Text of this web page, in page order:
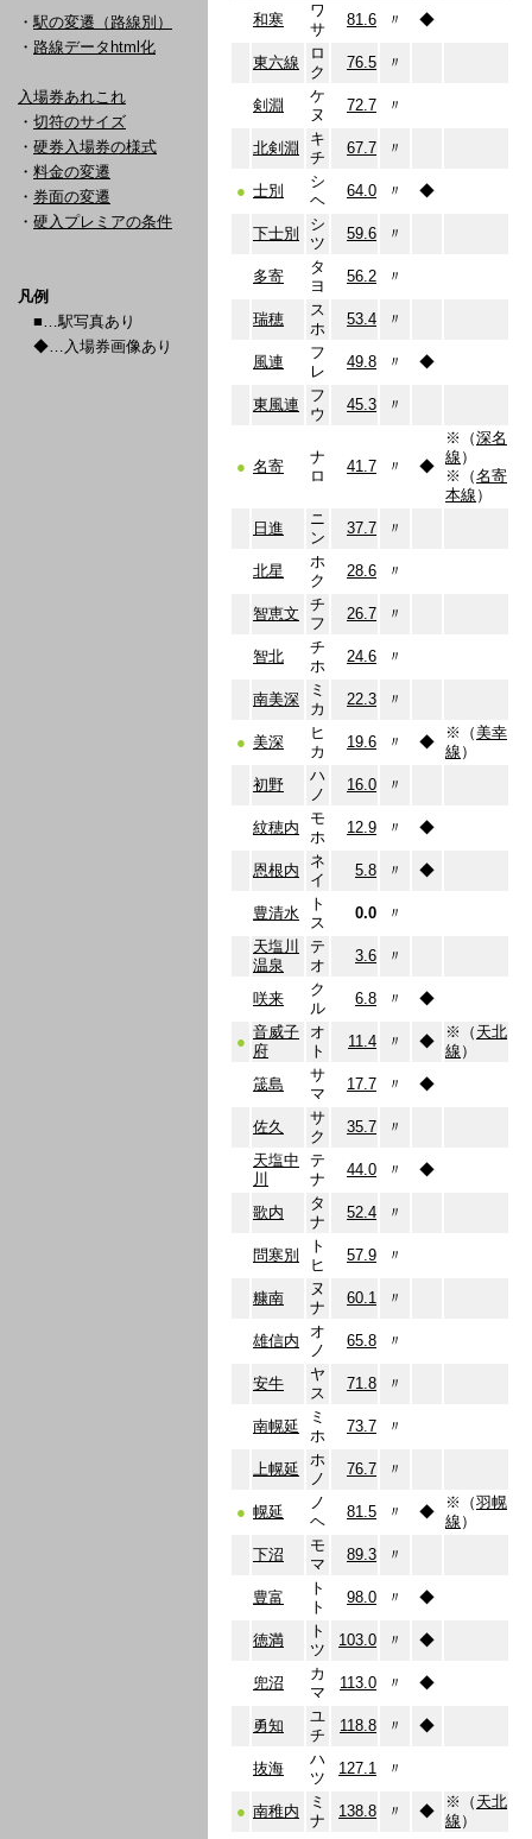
・ 駅の変遷（路線別）
・ 路線データhtml化
入場券あれこれ
・ 切符のサイズ
・ 硬券入場券の様式
・ 料金の変遷
・ 券面の変遷
・ 硬入プレミアの条件
凡例
■…駅写真あり
◆…入場券画像あり
和寒
ワ
サ
81.6 〃 ◆
東六線
ロ
ク
76.5 〃
剣淵
ケ
ヌ
72.7 〃
北剣淵
キ
チ
67.7 〃
● 士別
シ
ヘ
64.0 〃 ◆
下士別
シ
ツ
59.6 〃
多寄
タ
ヨ
56.2 〃
瑞穂
ス
ホ
53.4 〃
風連
フ
レ
49.8 〃 ◆
東風連
フ
ウ
45.3 〃
● 名寄
ナ
ロ
41.7 〃 ◆
※（深名
線 ）
※（名寄
本線 ）
日進
ニ
ン
37.7 〃
北星
ホ
ク
28.6 〃
智恵文
チ
フ
26.7 〃
智北
チ
ホ
24.6 〃
南美深
ミ
カ
22.3 〃
● 美深
ヒ
カ
19.6 〃 ◆
※（美幸
線 ）
初野
ハ
ノ
16.0 〃
紋穂内
モ
ホ
12.9 〃 ◆
恩根内
ネ
イ
5.8 〃 ◆
豊清水
ト
ス
0.0
〃
天塩川
温泉
テ
オ
3.6 〃
咲来
ク
ル
6.8 〃 ◆
●
音威子
府
オ
ト
11.4 〃 ◆
※（ 天北
線 ）
筬島
サ
マ
17.7 〃 ◆
佐久
サ
ク
35.7
〃
天塩中
川
テ
ナ
44.0 〃 ◆
歌内
タ
ナ
52.4 〃
問寒別
ト
ヒ
57.9 〃
糠南
ヌ
ナ
60.1 〃
雄信内
オ
ノ
65.8 〃
安牛
ヤ
ス
71.8 〃
南幌延
ミ
ホ
73.7 〃
上幌延
ホ
ノ
76.7 〃
● 幌延
ノ
ヘ
81.5 〃 ◆
※（羽幌
線 ）
下沼
モ
マ
89.3 〃
豊富
ト
ト
98.0 〃 ◆
徳満
ト
ツ
103.0 〃 ◆
兜沼
カ
マ
113.0 〃 ◆
勇知
ユ
チ
118.8 〃 ◆
抜海
ハ
ツ
127.1 〃
● 南稚内
ミ
ナ
138.8 〃 ◆
※（ 天北
線 ）